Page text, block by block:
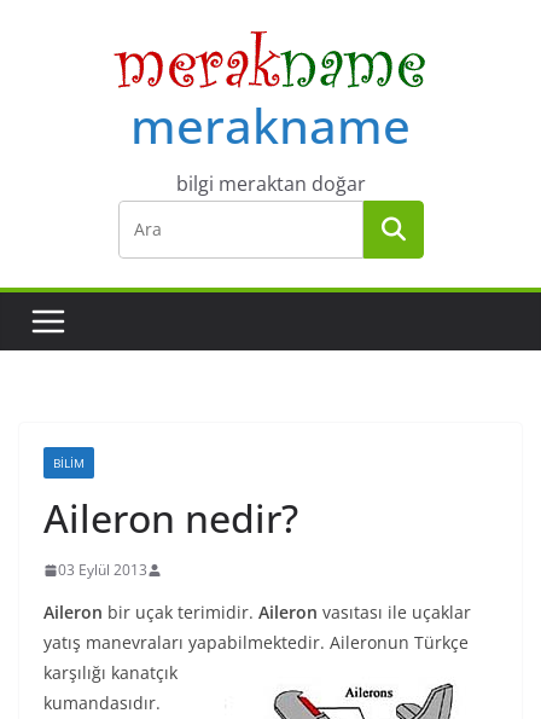
merakname
bilgi meraktan doğar
BILIM
Aileron nedir?
03 Eylül 2013
Aileron bir uçak terimidir. Aileron vasıtası ile uçaklar
yatış manevraları yapabilmektedir. Aileronun Türkçe
karşılığı kanatçık
kumandasıdır.